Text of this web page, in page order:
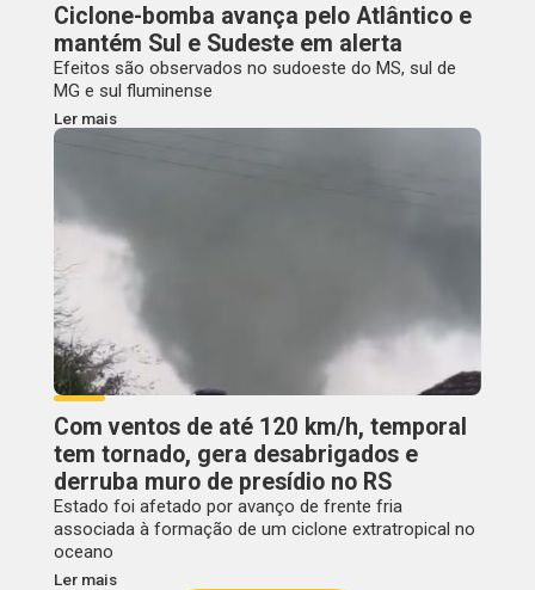
Ciclone-bomba avança pelo Atlântico e
mantém Sul e Sudeste em alerta
Efeitos são observados no sudoeste do MS, sul de
MG e sul fluminense
Ler mais
Com ventos de até 120 km/h, temporal
tem tornado, gera desabrigados e
derruba muro de presídio no RS
Estado foi afetado por avanço de frente fria
associada à formação de um ciclone extratropical no
oceano
Ler mais